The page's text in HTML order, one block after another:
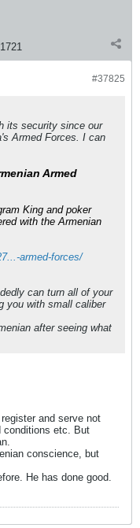
1721
#37825
its security since our
Armed Forces. I can
Armed
King and poker
with the Armenian
armed-forces/
can turn all of your
you with small caliber
after seeing what
and serve not
conditions etc. But
conscience, but
He has done good.